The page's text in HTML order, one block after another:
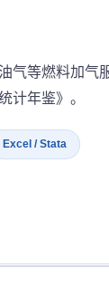
气等燃料加气
计年鉴》。
Excel / Stata